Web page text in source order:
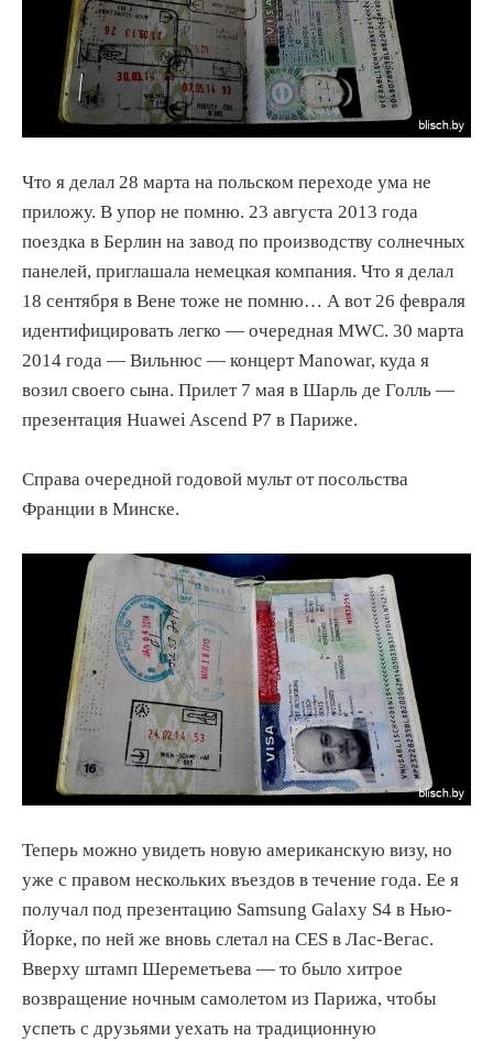
Что я делал 28 марта на польском переходе ума не
приложу. В упор не помню. 23 августа 2013 года
поездка в Берлин на завод по производству солнечных
панелей, приглашала немецкая компания. Что я делал
18 сентября в Вене тоже не помню… А вот 26 февраля
идентифицировать легко — очередная MWC. 30 марта
2014 года — Вильнюс — концерт Manowar, куда я
возил своего сына. Прилет 7 мая в Шарль де Голль —
презентация Huawei Ascend P7 в Париже.
Справа очередной годовой мульт от посольства
Франции в Минске.
Теперь можно увидеть новую американскую визу, но
уже с правом нескольких въездов в течение года. Ее я
получал под презентацию Samsung Galaxy S4 в Нью-
Йорке, по ней же вновь слетал на CES в Лас-Вегас.
Вверху штамп Шереметьева — то было хитрое
возвращение ночным самолетом из Парижа, чтобы
успеть с друзьями уехать на традиционную